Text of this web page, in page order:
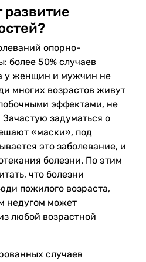
развитие
опорно-
более 50% случаев
у женщин и мужчин не
многих возрастов живут
эффектами, не
Зачастую задуматься о
«маски», под
это заболевание, и
болезни. По этим
что болезни
пожилого возраста,
недугом может
любой возрастной
случаев